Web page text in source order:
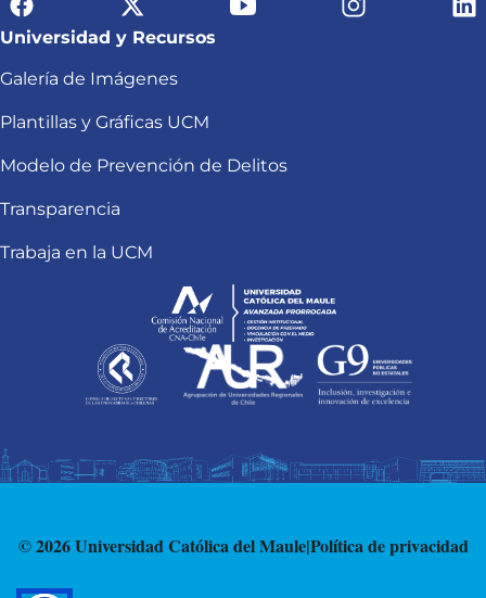
Universidad y Recursos
Galería de Imágenes
Plantillas y Gráficas UCM
Modelo de Prevención de Delitos
Transparencia
Trabaja en la UCM
© 2026 Universidad Católica del Maule|Política de privacidad